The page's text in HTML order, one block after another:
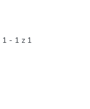
1 - 1 z 1